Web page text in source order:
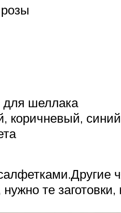
для шеллака
коричневый,
те